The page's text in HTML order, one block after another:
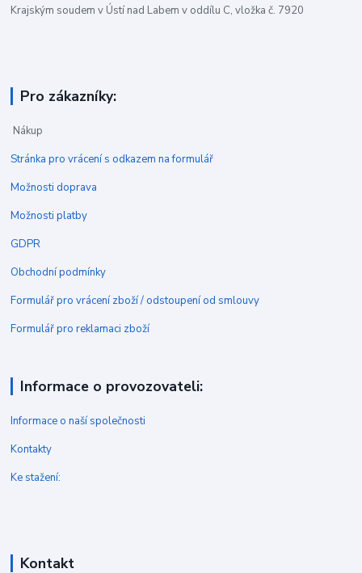
Krajským soudem v Ústí nad Labem v oddílu C, vložka č. 7920
Pro zákazníky:
Nákup
Stránka pro vrácení s odkazem na formulář
Možnosti doprava
Možnosti platby
GDPR
Obchodní podmínky
Formulář pro vrácení zboží / odstoupení od smlouvy
Formulář pro reklamaci zboží
Informace o provozovateli:
Informace o naší společnosti
Kontakty
Ke stažení:
Kontakt